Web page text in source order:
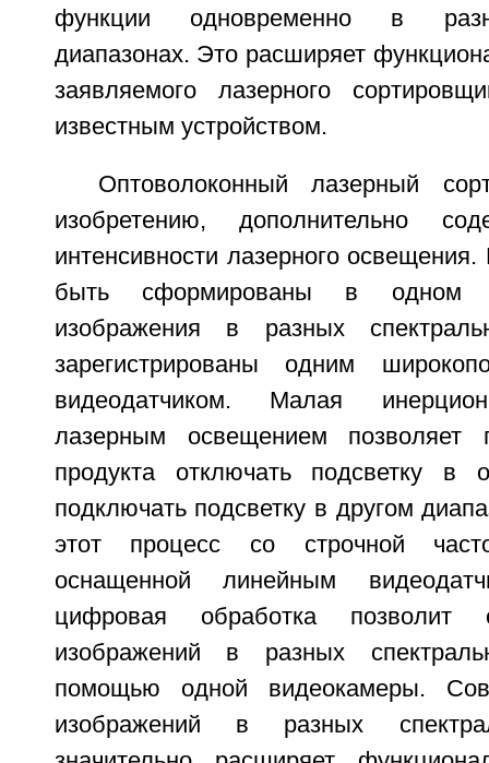
функции одновременно в
диапазонах. Это расширяет
заявляемого лазерного
известным устройством.
Оптоволоконный лазерный
изобретению, дополнительно
интенсивности лазерного
быть сформированы в одном
изображения в разных
зарегистрированы одним
видеодатчиком. Малая
лазерным освещением
продукта отключать подсветку в
подключать подсветку в другом
этот процесс со строчной
оснащенной линейным
цифровая обработка позволит
изображений в разных
помощью одной видеокамеры.
изображений в разных